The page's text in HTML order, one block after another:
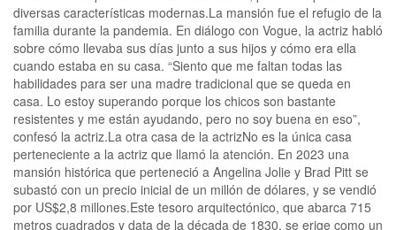
diversas características modernas.La mansión fue el refugio de la
familia durante la pandemia. En diálogo con Vogue, la actriz habló
sobre cómo llevaba sus días junto a sus hijos y cómo era ella
cuando estaba en su casa. “Siento que me faltan todas las
habilidades para ser una madre tradicional que se queda en
casa. Lo estoy superando porque los chicos son bastante
resistentes y me están ayudando, pero no soy buena en eso”,
confesó la actriz.La otra casa de la actrizNo es la única casa
perteneciente a la actriz que llamó la atención. En 2023 una
mansión histórica que perteneció a Angelina Jolie y Brad Pitt se
subastó con un precio inicial de un millón de dólares, y se vendió
por US$2,8 millones.Este tesoro arquitectónico, que abarca 715
metros cuadrados y data de la década de 1830, se erige como un